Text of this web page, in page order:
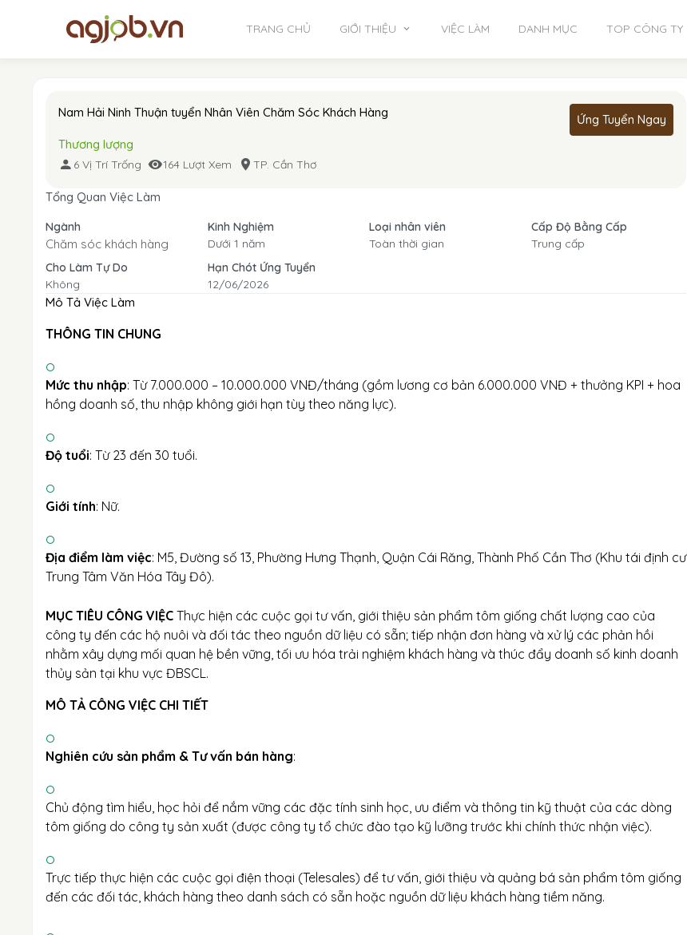
TRANG CHỦ GIỚI THIỆU VIỆC LÀM DANH MỤC TOP CÔNG TY
Nam Hải Ninh Thuận tuyển Nhân Viên Chăm Sóc Khách Hàng
Ứng Tuyển Ngay
Thương lượng
6 Vị Trí Trống 164 Lượt Xem TP. Cần Thơ
Tổng Quan Việc Làm
Ngành
Chăm sóc khách hàng
Kinh Nghiệm
Dưới 1 năm
Loại nhân viên
Toàn thời gian
Cấp Độ Bằng Cấp
Trung cấp
Cho Làm Tự Do
Không
Hạn Chót Ứng Tuyển
12/06/2026
Mô Tả Việc Làm
THÔNG TIN CHUNG
Mức thu nhập: Từ 7.000.000 – 10.000.000 VNĐ/tháng (gồm lương cơ bản 6.000.000 VNĐ + thưởng KPI + hoa
hồng doanh số, thu nhập không giới hạn tùy theo năng lực).
Độ tuổi: Từ 23 đến 30 tuổi.
Giới tính: Nữ.
Địa điểm làm việc: M5, Đường số 13, Phường Hưng Thạnh, Quận Cái Răng, Thành Phố Cần Thơ (Khu tái định cư
Trung Tâm Văn Hóa Tây Đô).
MỤC TIÊU CÔNG VIỆC Thực hiện các cuộc gọi tư vấn, giới thiệu sản phẩm tôm giống chất lượng cao của
công ty đến các hộ nuôi và đối tác theo nguồn dữ liệu có sẵn; tiếp nhận đơn hàng và xử lý các phản hồi
nhằm xây dựng mối quan hệ bền vững, tối ưu hóa trải nghiệm khách hàng và thúc đẩy doanh số kinh doanh
thủy sản tại khu vực ĐBSCL.
MÔ TẢ CÔNG VIỆC CHI TIẾT
Nghiên cứu sản phẩm & Tư vấn bán hàng:
Chủ động tìm hiểu, học hỏi để nắm vững các đặc tính sinh học, ưu điểm và thông tin kỹ thuật của các dòng
tôm giống do công ty sản xuất (được công ty tổ chức đào tạo kỹ lưỡng trước khi chính thức nhận việc).
Trực tiếp thực hiện các cuộc gọi điện thoại (Telesales) để tư vấn, giới thiệu và quảng bá sản phẩm tôm giống
đến các đối tác, khách hàng theo danh sách có sẵn hoặc nguồn dữ liệu khách hàng tiềm năng.